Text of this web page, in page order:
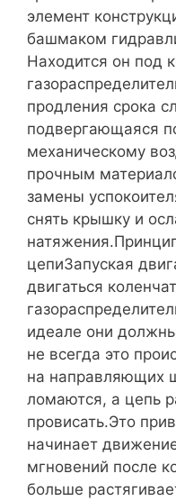
элемент
башмаком
Находится он под
продления срока
подвергающаяся
механическому
прочным
замены
снять крышку и
цепиЗапуская
двигаться
идеале они
не всегда это
на направляющих
ломаются, а цепь
провисать.Это
начинает
мгновений после
больше